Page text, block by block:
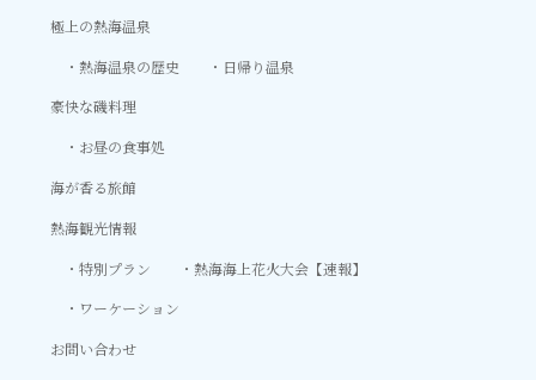
極上の熱海温泉
熱海温泉の歴史
日帰り温泉
豪快な磯料理
お昼の食事処
海が香る旅館
熱海観光情報
特別プラン
熱海海上花火大会【速報】
ワーケーション
お問い合わせ